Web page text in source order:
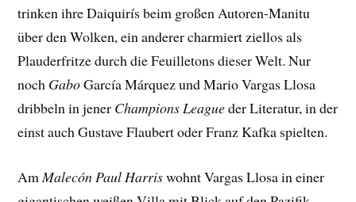
trinken ihre Daiquirís beim großen Autoren-Manitu
über den Wolken, ein anderer charmiert ziellos als
Plauderfritze durch die Feuilletons dieser Welt. Nur
noch GaboGarcía Márquez und Mario Vargas Llosa
dribbeln in jener Champions Leagueder Literatur, in der
einst auch Gustave Flaubert oder Franz Kafka spielten.
AmMalecón Paul Harriswohnt Vargas Llosa in einer